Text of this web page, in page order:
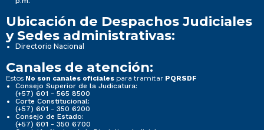
Ubicación de Despachos Judiciales
y Sedes administrativas:
Directorio Nacional
Canales de atención:
Estos No son canales oficiales para tramitar PQRSDF
Consejo Superior de la Judicatura:
(+57) 601 - 565 8500
Corte Constitucional:
(+57) 601 - 350 6200
Consejo de Estado:
(+57) 601 - 350 6700